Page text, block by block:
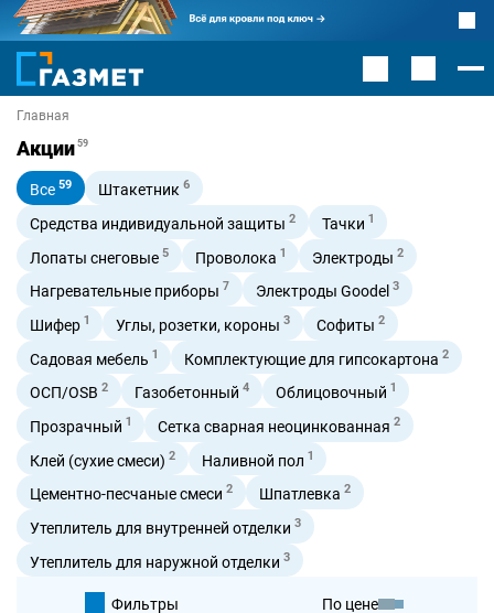
Главная
Акции59
Все 59 Штакетник 6
Средства индивидуальной защиты 2 Тачки 1
Лопаты снеговые 5 Проволока 1 Электроды 2
Нагревательные приборы 7 Электроды Goodel 3
Шифер 1 Углы, розетки, короны 3 Софиты 2
Садовая мебель 1 Комплектующие для гипсокартона 2
ОСП/OSB 2 Газобетонный 4 Облицовочный 1
Прозрачный 1 Сетка сварная неоцинкованная 2
Клей (сухие смеси) 2 Наливной пол 1
Цементно-песчаные смеси 2 Шпатлевка 2
Утеплитель для внутренней отделки 3
Утеплитель для наружной отделки 3
По цене
Фильтры